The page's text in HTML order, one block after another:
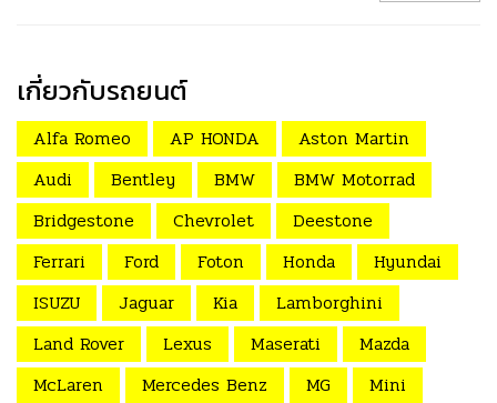
เกี่ยวกับรถยนต์
Alfa Romeo AP HONDA
Aston Martin
Audi
Bentley BMW
BMW Motorrad
Bridgestone
Chevrolet
Deestone
Ferrari
Ford Foton Honda
Hyundai
ISUZU
Jaguar Kia
Lamborghini
Land Rover
Lexus Maserati
Mazda
McLaren
Mercedes Benz MG Mini